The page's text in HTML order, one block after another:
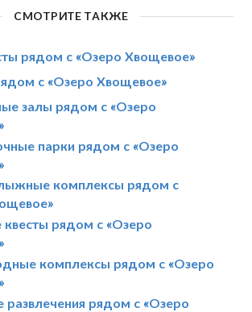
СМОТРИТЕ ТАКЖЕ
рядом с «Озеро Хвощевое»
с «Озеро Хвощевое»
залы рядом с «Озеро
парки рядом с «Озеро
комплексы рядом с
рядом с «Озеро
комплексы рядом с «Озеро
развлечения рядом с «Озеро